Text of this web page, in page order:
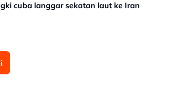
cuba langgar sekatan laut ke Iran